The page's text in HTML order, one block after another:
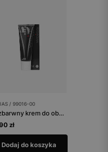
/ 99016-00
Bezbarwny krem do obuwia
zł
Dodaj do koszyka